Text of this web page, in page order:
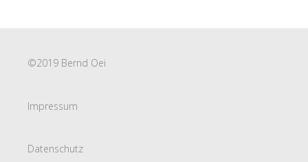
©2019 Bernd Oei
Impressum
Datenschutz